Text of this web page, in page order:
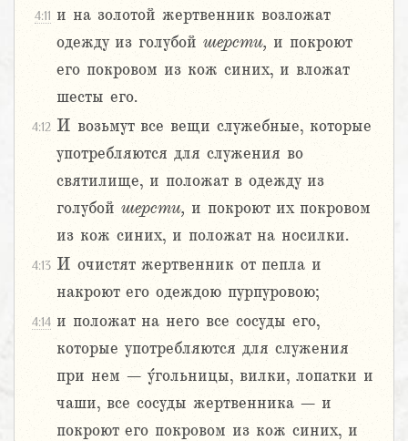
4:11 и на золотой жертвенник возложат
одежду из голубой шерсти, и покроют
его покровом из кож синих, и вложат
шесты его.
4:12 И возьмут все вещи служебные, которые
употребляются для служения во
святилище, и положат в одежду из
голубой шерсти, и покроют их покровом
из кож синих, и положат на носилки.
4:13 И очистят жертвенник от пепла и
накроют его одеждою пурпуровою;
4:14 и положат на него все сосуды его,
которые употребляются для служения
при нем – у́гольницы, вилки, лопатки и
чаши, все сосуды жертвенника – и
покроют его покровом из кож синих, и